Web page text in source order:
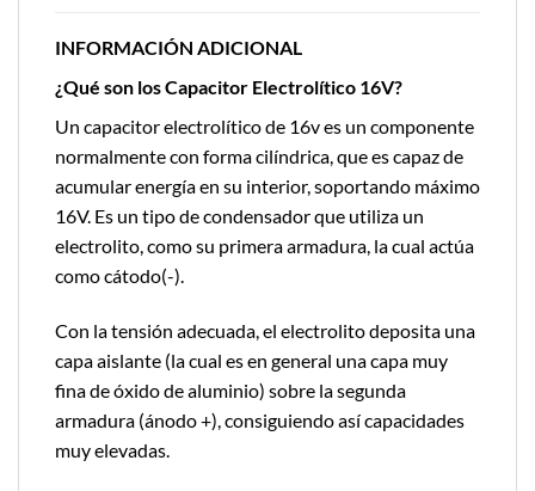
INFORMACIÓN ADICIONAL
¿Qué son los Capacitor Electrolítico 16V?
Un capacitor electrolítico de 16v es un componente
normalmente con forma cilíndrica, que es capaz de
acumular energía en su interior, soportando máximo
16V. Es un tipo de condensador que utiliza un
electrolito, como su primera armadura, la cual actúa
como cátodo(-).
Con la tensión adecuada, el electrolito deposita una
capa aislante (la cual es en general una capa muy
fina de óxido de aluminio) sobre la segunda
armadura (ánodo +), consiguiendo así capacidades
muy elevadas.